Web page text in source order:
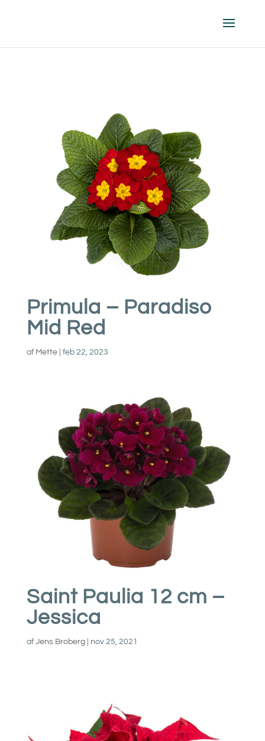
Primula – Paradiso
Mid Red
af Mette| feb 22, 2023
Saint Paulia 12 cm –
Jessica
af Jens Broberg| nov 25, 2021